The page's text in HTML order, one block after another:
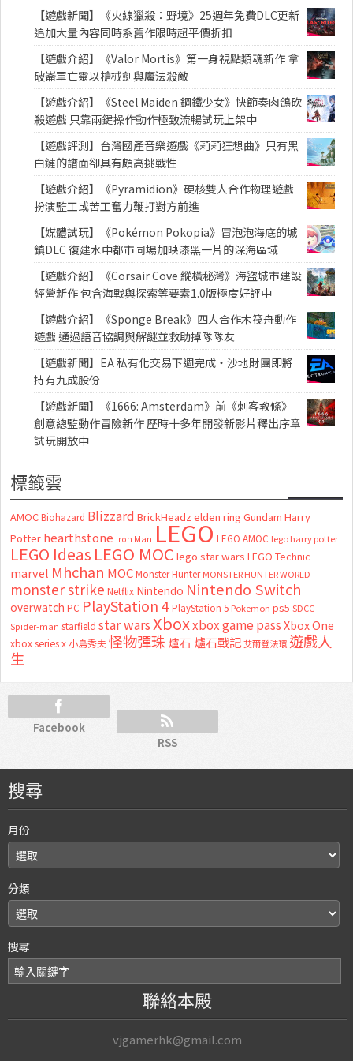
【遊戲新聞】《火線獵殺：野境》25週年免費DLC更新
追加大量內容同時系舊作限時超平價折扣
【遊戲介紹】《Valor Mortis》第一身視點類魂新作 拿
破崙軍亡靈以槍械劍與魔法殺敵
【遊戲介紹】《Steel Maiden 鋼鐵少女》快節奏肉鴿砍
殺遊戲 只靠兩鍵操作動作極致流暢試玩上架中
【遊戲評測】台灣國產音樂遊戲《莉莉狂想曲》只有黑
白鍵的譜面卻具有頗高挑戰性
【遊戲介紹】《Pyramidion》硬核雙人合作物理遊戲
扮演監工或苦工奮力鞭打對方前進
【媒體試玩】《Pokémon Pokopia》冒泡泡海底的城
鎮DLC 復建水中都市同場加映漆黑一片的深海區域
【遊戲介紹】《Corsair Cove 縱橫秘灣》海盜城市建設
經營新作 包含海戰與探索等要素1.0版極度好評中
【遊戲介紹】《Sponge Break》四人合作木筏舟動作
遊戲 通過語音協調與解謎並救助掉隊隊友
【遊戲新聞】EA 私有化交易下週完成・沙地財團即將
持有九成股份
【遊戲新聞】《1666: Amsterdam》前《刺客教條》
創意總監動作冒險新作 歷時十多年開發新影片釋出序章
試玩開放中
標籤雲
AMOC Biohazard Blizzard BrickHeadz elden ring Gundam Harry
Potter hearthstone Iron Man LEGO LEGO AMOC lego harry potter
LEGO Ideas LEGO MOC lego star wars LEGO Technic
marvel Mhchan MOC Monster Hunter MONSTER HUNTER WORLD
monster strike Netflix Nintendo Nintendo Switch
overwatch PC PlayStation 4 PlayStation 5 Pokemon ps5 SDCC
Spider-man starfield star wars Xboxxbox game passXbox One
xbox series x 小島秀夫怪物彈珠 爐石 爐石戰記艾爾登法環 遊戲人
生
Facebook
RSS
搜尋
月份
分類
搜尋
聯絡本殿
vjgamerhk@gmail.com